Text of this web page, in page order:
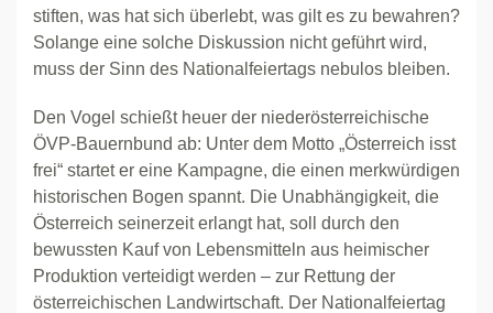
stiften, was hat sich überlebt, was gilt es zu bewahren?
Solange eine solche Diskussion nicht geführt wird,
muss der Sinn des Nationalfeiertags nebulos bleiben.
Den Vogel schießt heuer der niederösterreichische
ÖVP-Bauernbund ab: Unter dem Motto „Österreich isst
frei“ startet er eine Kampagne, die einen merkwürdigen
historischen Bogen spannt. Die Unabhängigkeit, die
Österreich seinerzeit erlangt hat, soll durch den
bewussten Kauf von Lebensmitteln aus heimischer
Produktion verteidigt werden – zur Rettung der
österreichischen Landwirtschaft. Der Nationalfeiertag